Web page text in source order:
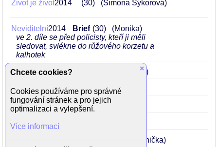
Život je život2014 30 (Simona Sýkorová)
Neviditelní2014 Brief 30
(Monika)
ve 2. díle se před policisty, kteří ji měli
sledovat, svlékne do růžového korzetu a
kalhotek
Definice lásky2012 (Katka)
Láska je láska2012 28 (Milena)
Svatá čtveřice 2011 27
Dokonalý svět (seriál)
(Janička)
×
Chcete cookies?
Cookies používáme pro správné
fungování stránek a pro jejich
optimalizaci a vylepšení.
Více informací